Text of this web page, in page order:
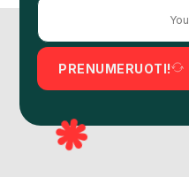
PRENUMERUOTI!